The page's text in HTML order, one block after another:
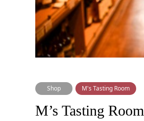
Shop M's Tasting Room
M’s Tasting Room